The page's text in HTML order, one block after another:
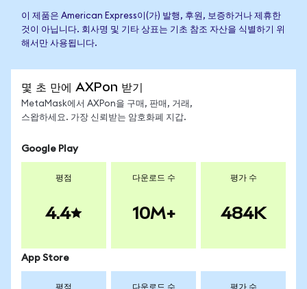
이 제품은 American Express이(가) 발행, 후원, 보증하거나 제휴한
것이 아닙니다. 회사명 및 기타 상표는 기초 참조 자산을 식별하기 위
해서만 사용됩니다.
몇 초 만에 AXPon 받기
MetaMask에서 AXPon을 구매, 판매, 거래,
스왑하세요. 가장 신뢰받는 암호화폐 지갑.
Google Play
평점
4.4
다운로드 수
10M+
평가 수
484K
App Store
평점 다운로드 수 평가 수